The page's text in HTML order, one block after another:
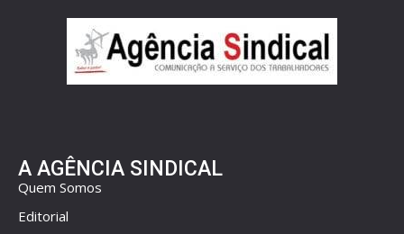
A AGÊNCIA SINDICAL
Quem Somos
Editorial